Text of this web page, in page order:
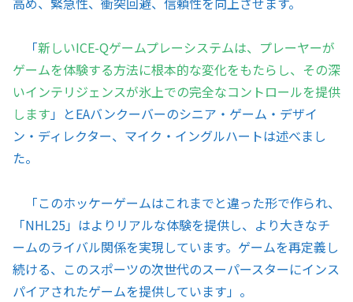
「新しいICE-Qゲームプレーシステムは、プレーヤーが
ゲームを体験する方法に根本的な変化をもたらし、その深
いインテリジェンスが氷上での完全なコントロールを提供
します」とEAバンクーバーのシニア・ゲーム・デザイ
ン・ディレクター、マイク・イングルハートは述べまし
た。
「このホッケーゲームはこれまでと違った形で作られ、
「NHL25」はよりリアルな体験を提供し、より大きなチ
ームのライバル関係を実現しています。ゲームを再定義し
続ける、このスポーツの次世代のスーパースターにインス
パイアされたゲームを提供しています」。